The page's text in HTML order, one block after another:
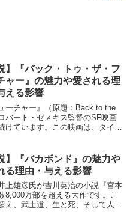
】『バック・トゥ・ザ・フ
ャー』の魅力や愛される理
える影響
ーチャー』（原題：Back to the
バート・ゼメキス監督のSF映画
ています。この映画は、タイム
】『バカボンド』の魅力や
る理由・与える影響
上雄彦氏が吉川英治の小説『宮本
8,000万部を超える大作です。こ
え、武士道、生と死、そして人間